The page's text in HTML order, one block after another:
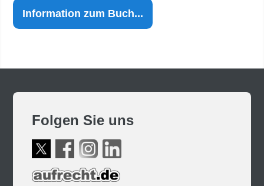
Information zum Buch...
Folgen Sie uns